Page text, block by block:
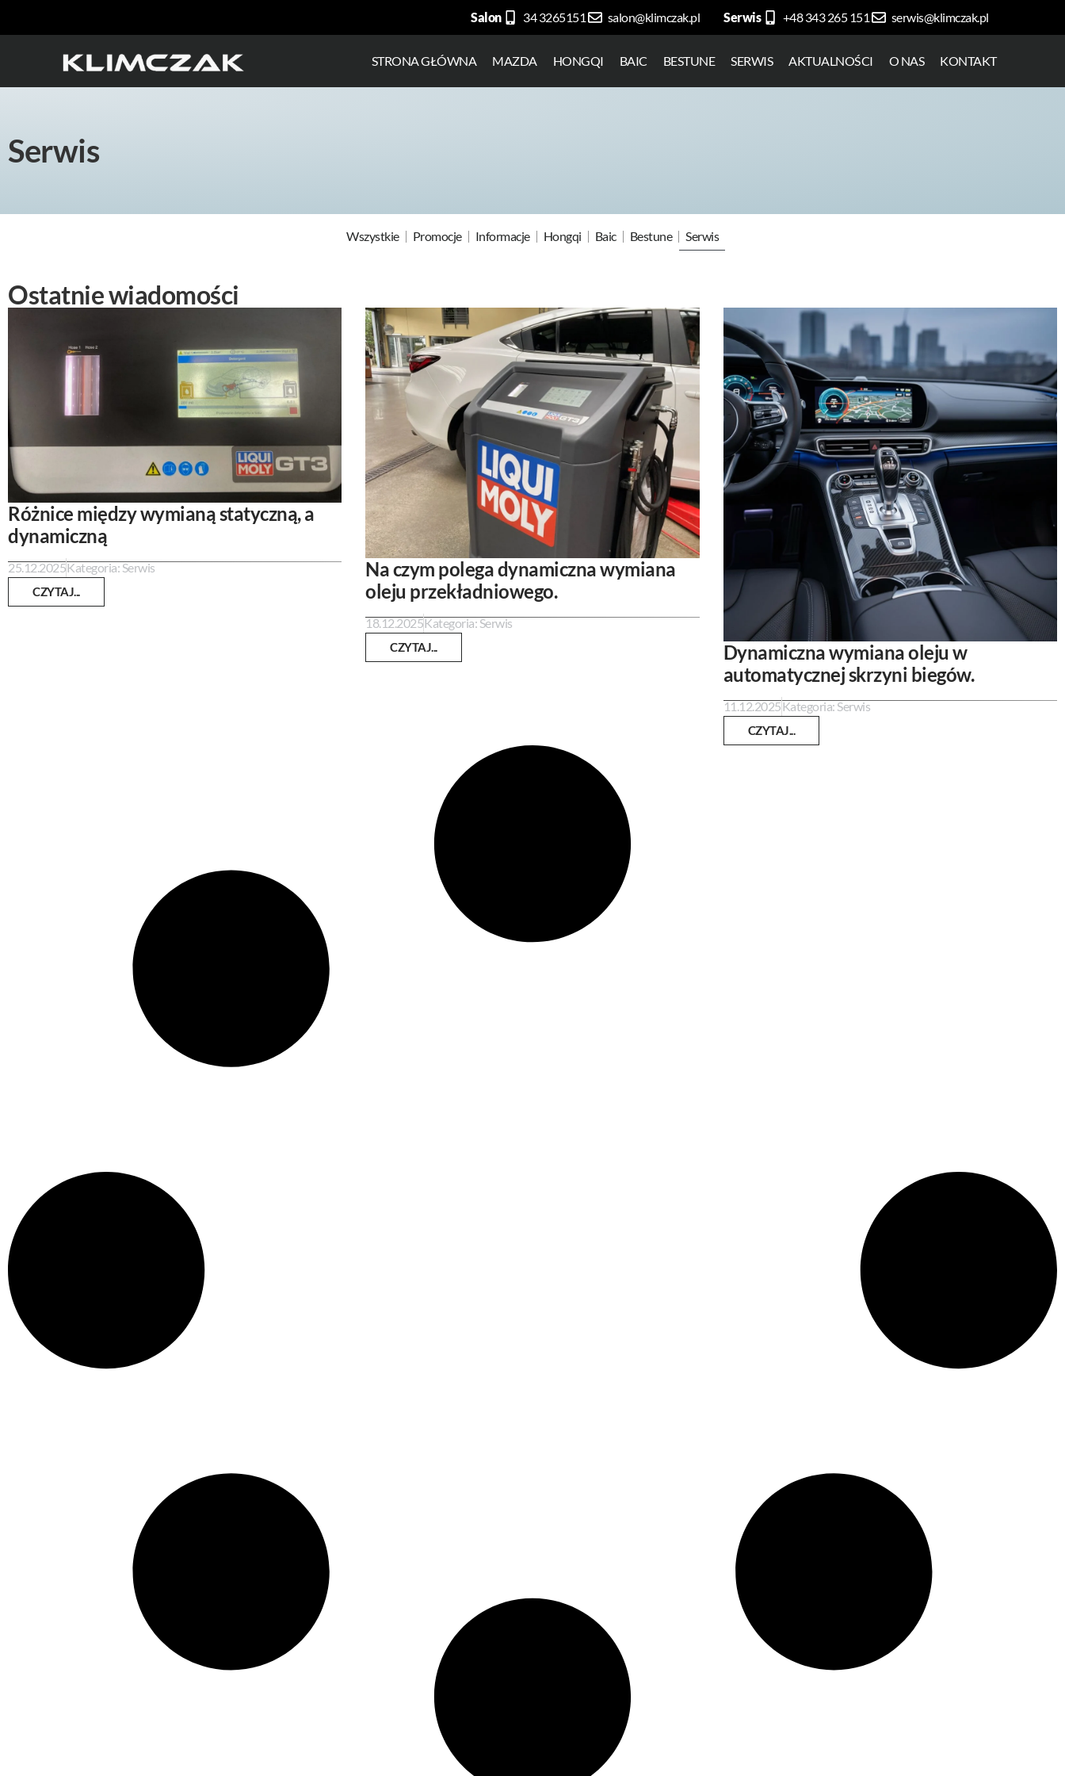
Salon 34 3265151 salon@klimczak.pl Serwis +48 343 265 151 serwis@klimczak.pl
STRONA GŁÓWNA MAZDA HONGQI BAIC BESTUNE SERWIS AKTUALNOŚCI O NAS KONTAKT
Serwis
Wszystkie Promocje Informacje Hongqi Baic Bestune Serwis
Ostatnie wiadomości
Różnice między wymianą statyczną, a
dynamiczną
25.12.2025Kategoria:Serwis
CZYTAJ...
Na czym polega dynamiczna wymiana
oleju przekładniowego.
18.12.2025Kategoria:Serwis
CZYTAJ...
Dynamiczna wymiana oleju w
automatycznej skrzyni biegów.
11.12.2025Kategoria: Serwis
CZYTAJ...